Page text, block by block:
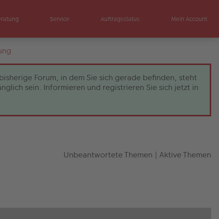
Service Auftragsstatus Mein Account
Forum, in dem Sie sich gerade befinden, steht
sein. Informieren und registrieren Sie sich jetzt in
Unbeantwortete Themen | Aktive Themen